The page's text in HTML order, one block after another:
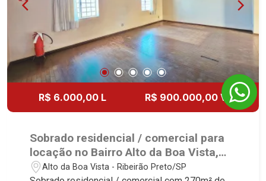
R$ 6.000,00 L R$ 900.000,00 V
Sobrado residencial / comercial para
locação no Bairro Alto da Boa Vista,
próximo à Avenida Itatiaia - Ribeirão
Alto da Boa Vista - Ribeirão Preto/SP